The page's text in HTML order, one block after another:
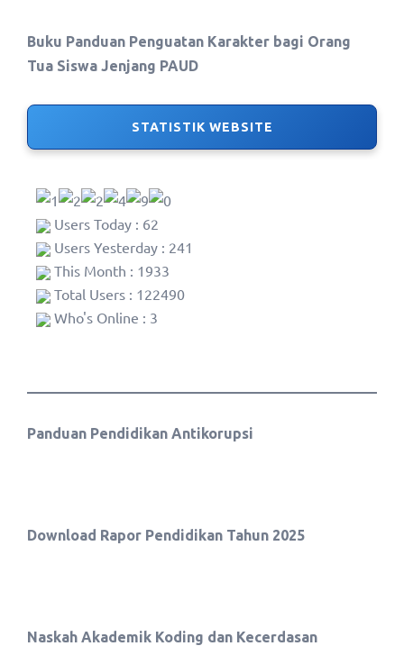
Buku Panduan Penguatan Karakter bagi Orang
Tua Siswa Jenjang PAUD
STATISTIK WEBSITE
Users Today : 62
Users Yesterday : 241
This Month : 1933
Total Users : 122490
Who's Online : 3
Panduan Pendidikan Antikorupsi
Download Rapor Pendidikan Tahun 2025
Naskah Akademik Koding dan Kecerdasan